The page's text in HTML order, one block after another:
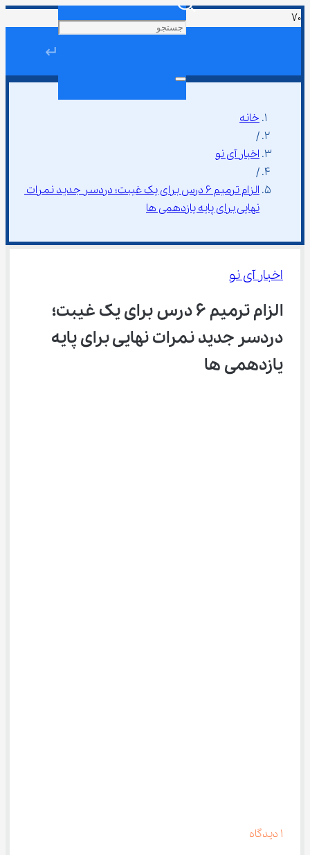
↵
خانه
/
اخبار آی نو
/
‌الزام ترمیم ۶ درس برای یک غیبت؛ دردسر جدید نمرات
نهایی برای پایه یازدهمی ها
اخبار آی نو
‌الزام ترمیم ۶ درس برای یک غیبت؛
دردسر جدید نمرات نهایی برای پایه
یازدهمی ها
1 دیدگاه